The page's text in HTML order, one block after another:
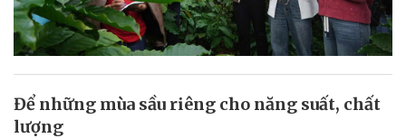
Để những mùa sầu riêng cho năng suất, chất
lượng